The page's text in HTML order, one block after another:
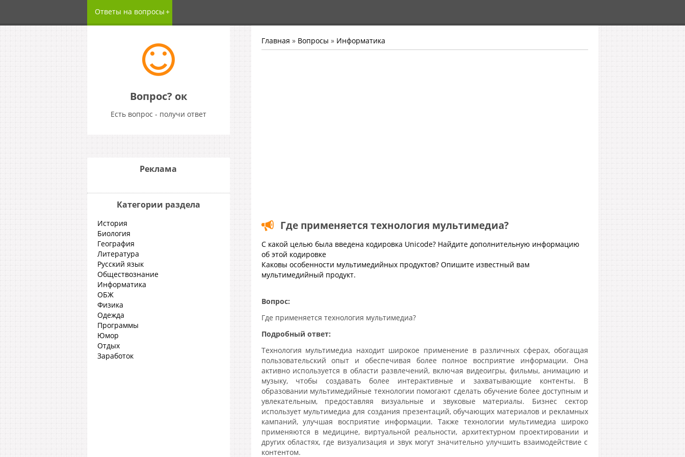
Ответы на вопросы
Вопрос? ок
Есть вопрос - получи ответ
Главная » Вопросы » Информатика
Где применяется технология мультимедиа?
С какой целью была введена кодировка Unicode? Найдите дополнительную информацию
об этой кодировке
Каковы особенности мультимедийных продуктов? Опишите известный вам
мультимедийный продукт.
Вопрос:
Где применяется технология мультимедиа?
Подробный ответ:
Технология мультимедиа находит широкое применение в различных сферах, обогащая
пользовательский опыт и обеспечивая более полное восприятие информации. Она
активно используется в области развлечений, включая видеоигры, фильмы, анимацию и
музыку, чтобы создавать более интерактивные и захватывающие контенты. В
образовании мультимедийные технологии помогают сделать обучение более доступным и
увлекательным, предоставляя визуальные и звуковые материалы. Бизнес сектор
использует мультимедиа для создания презентаций, обучающих материалов и рекламных
кампаний, улучшая восприятие информации. Также технологии мультимедиа широко
применяются в медицине, виртуальной реальности, архитектурном проектировании и
других областях, где визуализация и звук могут значительно улучшить взаимодействие с
контентом.
Реклама
Категории раздела
История
Биология
География
Литература
Русский язык
Обществознание
Информатика
ОБЖ
Физика
Одежда
Программы
Юмор
Отдых
Заработок